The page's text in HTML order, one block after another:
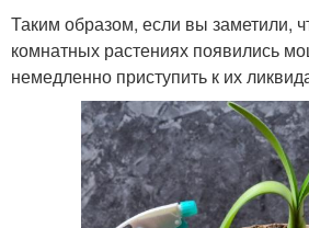
Таким образом, если вы заметили,
комнатных растениях появились
немедленно приступить к их